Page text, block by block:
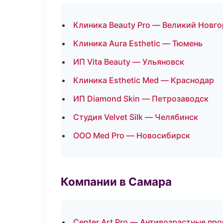
Клиника Beauty Pro — Великий
Клиника Aura Esthetic — Тюмень
ИП Vita Beauty — Ульяновск
Клиника Esthetic Med — Краснодар
ИП Diamond Skin — Петрозаводск
Студия Velvet Silk — Челябинск
ООО Med Pro — Новосибирск
Компании в Самара